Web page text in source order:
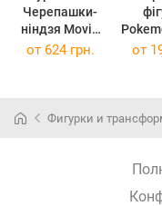
Черепашки-
ніндзя Movie
III
от 624 грн. от
Фигурки и